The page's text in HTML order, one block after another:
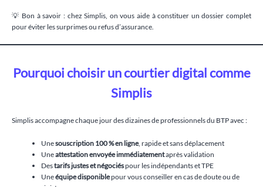
💡 Bon à savoir : chez Simplis, on vous aide à constituer un dossier complet
pour éviter les surprimes ou refus d’assurance.
Pourquoi choisir un courtier digital comme
Simplis
Simplis accompagne chaque jour des dizaines de professionnels du BTP avec :
Unesouscription 100 % en ligne, rapide et sans déplacement
Uneattestation envoyée immédiatementaprès validation
Destarifs justes et négociéspour les indépendants et TPE
Uneéquipe disponiblepour vous conseiller en cas de doute ou de